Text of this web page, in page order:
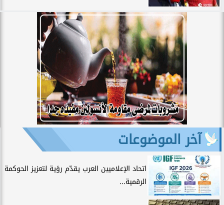
آخر الموضوعات
اتحاد الإعلاميين العرب يقدّم رؤية لتعزيز الحوكمة
الرقمية...